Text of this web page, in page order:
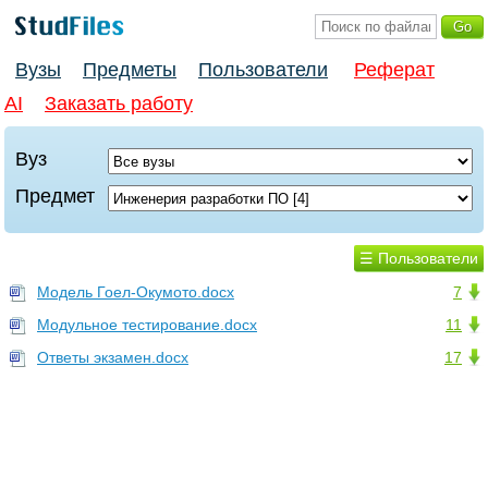
Вузы Предметы Пользователи
Реферат
AI
Заказать работу
Вуз
Предмет
☰ Пользователи
7
Модель Гоел-Окумото.docx
11
Модульное тестирование.docx
17
Ответы экзамен.docx